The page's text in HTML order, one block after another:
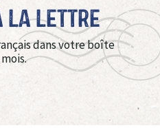
La Lettre
dans votre boîte